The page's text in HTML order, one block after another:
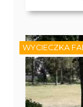
WYCIECZKA